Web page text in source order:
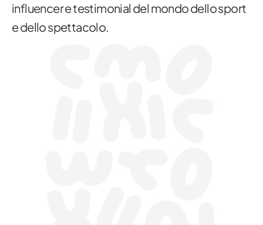
influencer e testimonial del mondo dello sport
e dello spettacolo.